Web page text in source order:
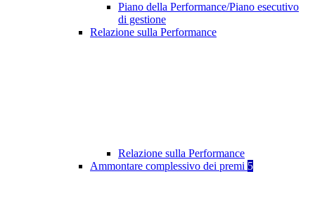
Piano della Performance/Piano esecutivo
di gestione
Relazione sulla Performance
Relazione sulla Performance
Ammontare complessivo dei premi 5